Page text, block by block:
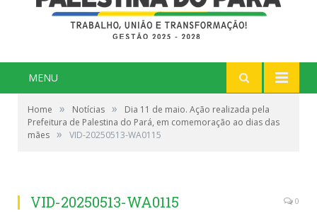
MENU
Home » Notícias »
Dia 11 de maio. Ação realizada pela
Prefeitura de Palestina do Pará, em comemoração ao dias das
mães » VID-20250513-WA0115
VID-20250513-WA0115 0